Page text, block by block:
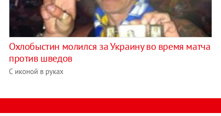
Охлобыстин молился за Украину во время матча
против шведов
С иконой в руках